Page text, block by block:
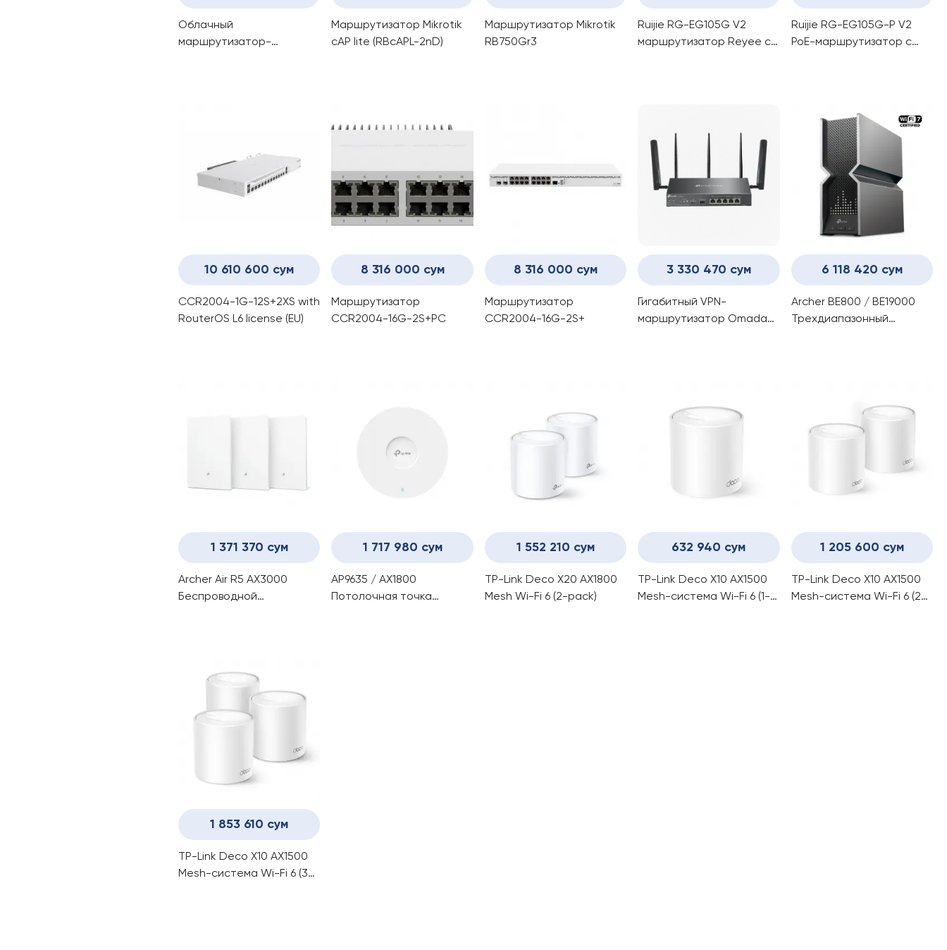
Облачный
маршрутизатор-
Маршрутизатор Mikrotik
cAP lite (RBcAPL-2nD)
Маршрутизатор Mikrotik
RB750Gr3
Ruijie RG-EG105G V2
маршрутизатор Reyee с
Ruijie RG-EG105G-P V2
PoE-маршрутизатор с
10 610 600 сум
CCR2004-1G-12S+2XS with
RouterOS L6 license (EU)
8 316 000 сум
Маршрутизатор
CCR2004-16G-2S+PC
8 316 000 сум
Маршрутизатор
CCR2004-16G-2S+
3 330 470 сум
Гигабитный VPN-
маршрутизатор Omada
6 118 420 сум
Archer BE800 / BE19000
Трехдиапазонный
1 371 370 сум
Archer Air R5 AX3000
Беспроводной
1 717 980 сум
AP9635 / AX1800
Потолочная точка
1 552 210 сум
TP-Link Deco X20 AX1800
Mesh Wi-Fi 6 (2-pack)
632 940 сум
TP-Link Deco X10 AX1500
Mesh-система Wi-Fi 6 (1-
1 205 600 сум
TP-Link Deco X10 AX1500
Mesh-система Wi-Fi 6 (2-
1 853 610 сум
TP-Link Deco X10 AX1500
Mesh-система Wi-Fi 6 (3-